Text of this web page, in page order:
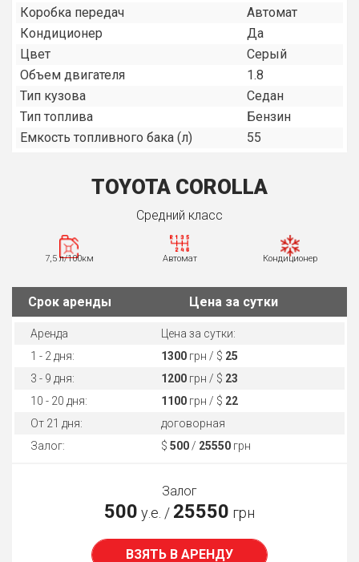
Коробка передач
Автомат
Кондиционер
Да
Цвет
Серый
Объем двигателя
1.8
Тип кузова
Седан
Тип топлива
Бензин
Емкость топливного бака (л)
55
TOYOTA COROLLA
Средний класс
7,5 л/100км Автомат Кондиционер
Cрок аренды Цена за сутки
Аренда
Цена за сутки:
1 - 2 дня:
1300 грн / $ 25
3 - 9 дня:
1200 грн / $ 23
10 - 20 дня:
1100 грн / $ 22
От 21 дня:
договорная
Залог:
$ 500 / 25550 грн
Залог
500 у.е. / 25550 грн
ВЗЯТЬ В АРЕНДУ